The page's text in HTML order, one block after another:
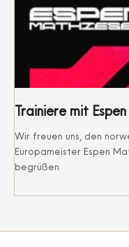
Trainiere mit
Wir freuen uns, den
Europameister Espen
begrüßen